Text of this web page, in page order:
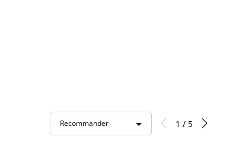
Recommander 1 / 5